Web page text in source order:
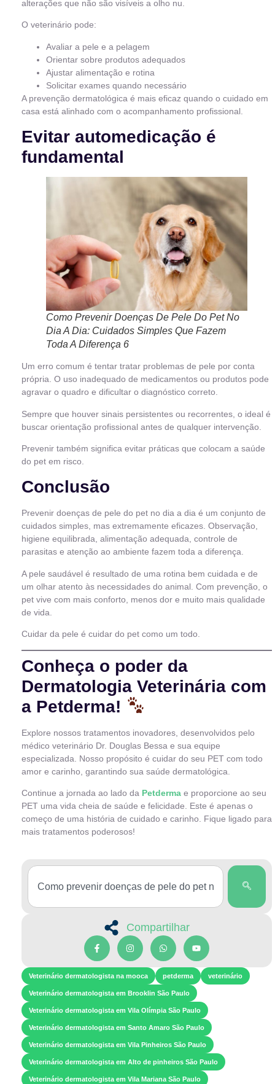
alterações que não são visíveis a olho nu.
O veterinário pode:
Avaliar a pele e a pelagem
Orientar sobre produtos adequados
Ajustar alimentação e rotina
Solicitar exames quando necessário
A prevenção dermatológica é mais eficaz quando o cuidado em
casa está alinhado com o acompanhamento profissional.
Evitar automedicação é
fundamental
Como Prevenir Doenças De Pele Do Pet No
Dia A Dia: Cuidados Simples Que Fazem
Toda A Diferença 6
Um erro comum é tentar tratar problemas de pele por conta
própria. O uso inadequado de medicamentos ou produtos pode
agravar o quadro e dificultar o diagnóstico correto.
Sempre que houver sinais persistentes ou recorrentes, o ideal é
buscar orientação profissional antes de qualquer intervenção.
Prevenir também significa evitar práticas que colocam a saúde
do pet em risco.
Conclusão
Prevenir doenças de pele do pet no dia a dia é um conjunto de
cuidados simples, mas extremamente eficazes. Observação,
higiene equilibrada, alimentação adequada, controle de
parasitas e atenção ao ambiente fazem toda a diferença.
A pele saudável é resultado de uma rotina bem cuidada e de
um olhar atento às necessidades do animal. Com prevenção, o
pet vive com mais conforto, menos dor e muito mais qualidade
de vida.
Cuidar da pele é cuidar do pet como um todo.
Conheça o poder da
Dermatologia Veterinária com
a Petderma!
Explore nossos tratamentos inovadores, desenvolvidos pelo
médico veterinário Dr. Douglas Bessa e sua equipe
especializada. Nosso propósito é cuidar do seu PET com todo
amor e carinho, garantindo sua saúde dermatológica.
Continue a jornada ao lado da Petderma e proporcione ao seu
PET uma vida cheia de saúde e felicidade. Este é apenas o
começo de uma história de cuidado e carinho. Fique ligado para
mais tratamentos poderosos!
Compartilhar
Veterinário dermatologista na mooca petderma veterinário
Veterinário dermatologista em Brooklin São Paulo
Veterinário dermatologista em Vila Olímpia São Paulo
Veterinário dermatologista em Santo Amaro São Paulo
Veterinário dermatologista em Vila Pinheiros São Paulo
Veterinário dermatologista em Alto de pinheiros São Paulo
Veterinário dermatologista em Vila Mariana São Paulo